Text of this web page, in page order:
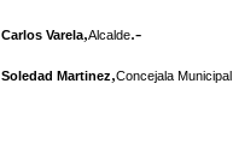
Carlos Varela,Alcalde.-
Soledad Martinez,Concejala Municipal